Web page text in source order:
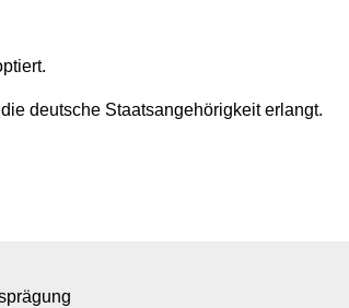
deutsche Staatsangehörigkeit erlangt.